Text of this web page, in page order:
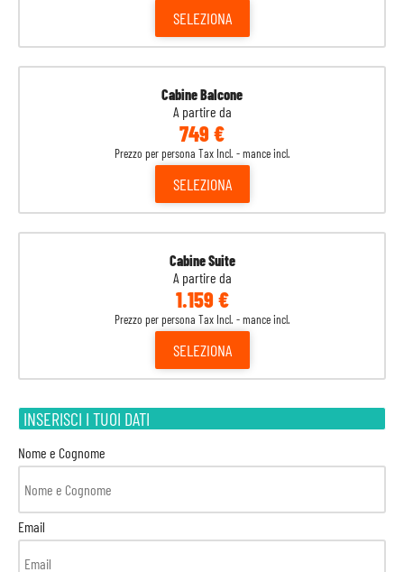
SELEZIONA
Cabine Balcone
A partire da
749 €
Prezzo per persona Tax Incl. - mance incl.
SELEZIONA
Cabine Suite
A partire da
1.159 €
Prezzo per persona Tax Incl. - mance incl.
SELEZIONA
INSERISCI I TUOI DATI
Nome e Cognome
Email